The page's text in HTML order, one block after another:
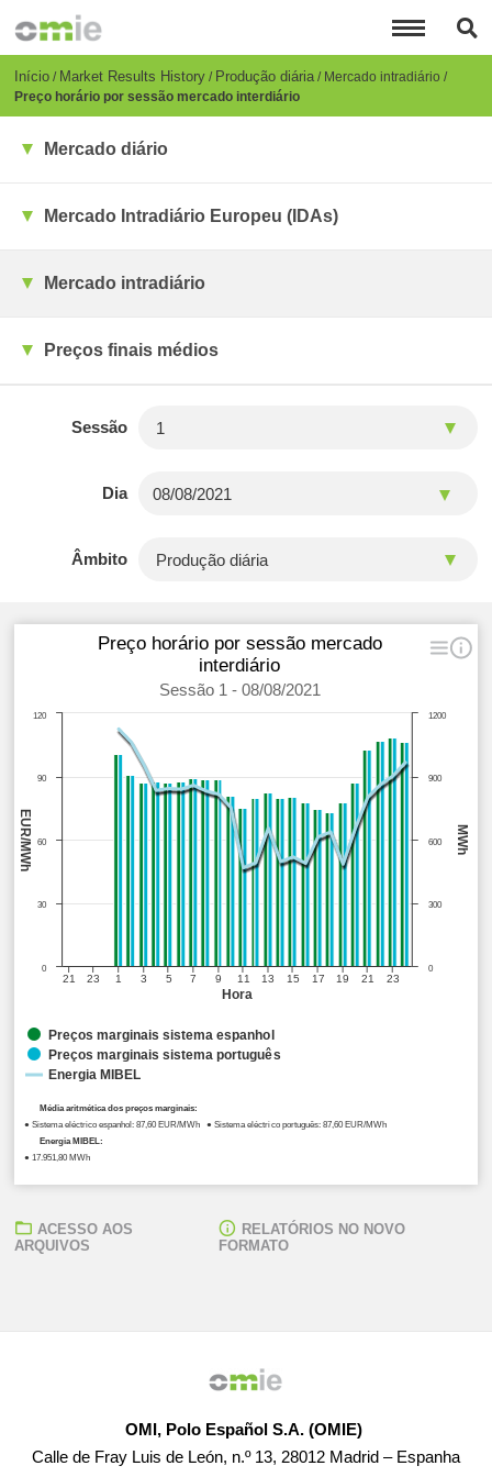
para
conteúdo
principal
Breadcrumb
Início Market Results History Produção diária Mercado intradiário
Preço horário por sessão mercado interdiário
Mercado diário
Mercado Intradiário Europeu (IDAs)
Mercado intradiário
Preços finais médios
Sessão
Dia
Âmbito
Média aritmética dos preços marginais:
● Sistema eléctrico espanhol: 87,60 EUR/MWh ● Sistema eléctrico português: 87,60 EUR/MWh
Energia MIBEL:
● 17.951,80 MWh
Hora
MWh
EUR/MWh
Preço horário por sessão mercado
interdiário
Sessão 1 - 08/08/2021
21 23 1 3 5 7 9 11 13 15 17 19 21 23
0
300
600
900
1200
0
30
60
90
120
Preços marginais sistema espanhol
Preços marginais sistema português
Energia MIBEL
ACESSO AOS
ARQUIVOS
RELATÓRIOS NO NOVO
FORMATO
OMI, Polo Español S.A. (OMIE)
Calle de Fray Luis de León, n.º 13, 28012 Madrid – Espanha